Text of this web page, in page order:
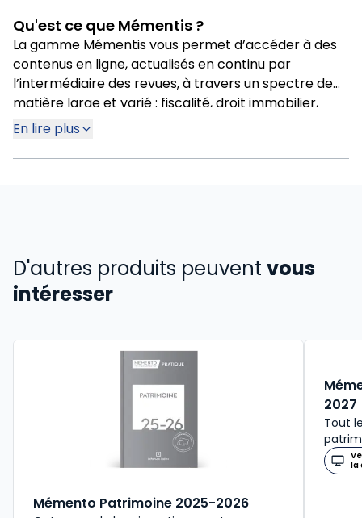
Qu'est ce que Mémentis ?
La gamme Mémentis vous permet d’accéder à des
contenus en ligne, actualisés en continu par
l’intermédiaire des revues, à travers un spectre de
matière large et varié : fiscalité, droit immobilier,
droit commercial ou encore réglementation sociale.
En lire plus
D'autres produits peuvent vous
intéresser
Mémento Patrimoine 2025-2026
2027
Tout
la